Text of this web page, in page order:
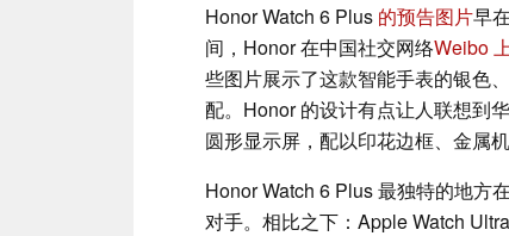
Honor Watch 6 Plus 的预告图片早
间，Honor 在中国社交网络Weibo
些图片展示了这款智能手表的银色
配。Honor 的设计有点让人联想到
圆形显示屏，配以印花边框、金属
Honor Watch 6 Plus 最独特的地方
对手。相比之下：Apple Watch